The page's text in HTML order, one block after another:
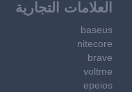
العلامات التجارية
baseus
nitecore
brave
voltme
epeios